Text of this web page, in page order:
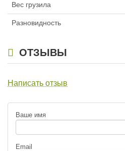
Вес грузила
Разновидность
ОТЗЫВЫ
Написать отзыв
Ваше имя
Email